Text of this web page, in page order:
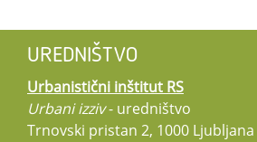
UREDNIŠTVO
Urbanistični inštitut RS
Urbani izziv- uredništvo
Trnovski pristan 2, 1000 Ljubljana